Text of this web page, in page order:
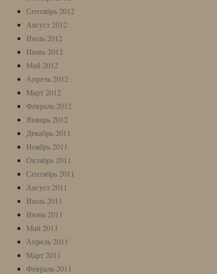
Сентябрь 2012
Август 2012
Июль 2012
Июнь 2012
Май 2012
Апрель 2012
Март 2012
Февраль 2012
Январь 2012
Декабрь 2011
Ноябрь 2011
Октябрь 2011
Сентябрь 2011
Август 2011
Июль 2011
Июнь 2011
Май 2011
Апрель 2011
Март 2011
Февраль 2011